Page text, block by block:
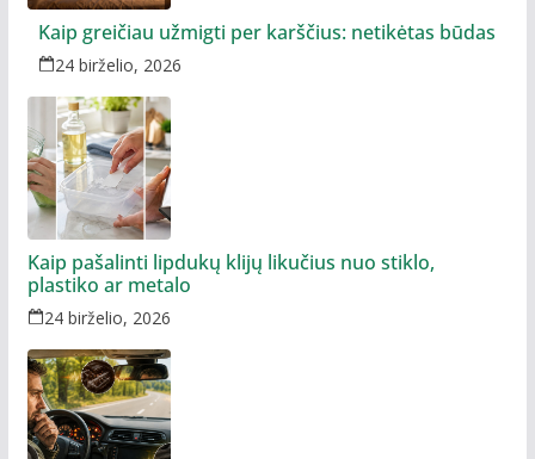
Kaip greičiau užmigti per karščius: netikėtas būdas
24 birželio, 2026
Kaip pašalinti lipdukų klijų likučius nuo stiklo,
plastiko ar metalo
24 birželio, 2026